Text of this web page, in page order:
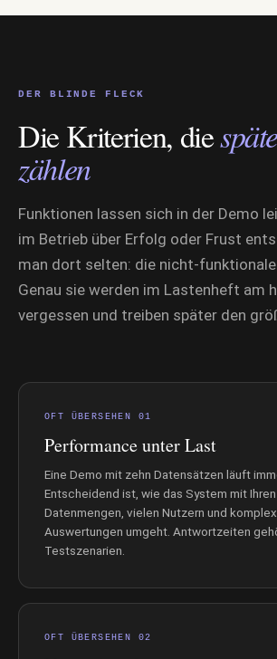
DER BLINDE FLECK
Die Kriterien, die
zählen
Funktionen lassen sich in der Demo
im Betrieb über Erfolg oder Frust
man dort selten: die nicht-
Genau sie werden im Lastenheft am
vergessen und treiben später den
OFT ÜBERSEHEN 01
Performance unter Last
Eine Demo mit zehn Datensätzen läuft
Entscheidend ist, wie das System mit
Datenmengen, vielen Nutzern und
Auswertungen umgeht. Antwortzeiten
Testszenarien.
OFT ÜBERSEHEN 02